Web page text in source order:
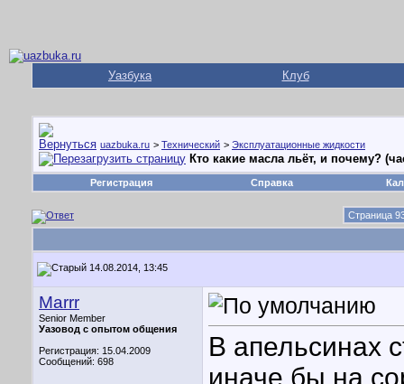
Уазбука Клуб
uazbuka.ru > Технический > Эксплуатационные жидкости
Кто какие масла льёт, и почему?
Регистрация Справка
Страница
14.08.2014, 13:45
Marrr
Senior Member
Уазовод с опытом общения
Регистрация: 15.04.2009
Сообщений: 698
В апельсинах
иначе бы на